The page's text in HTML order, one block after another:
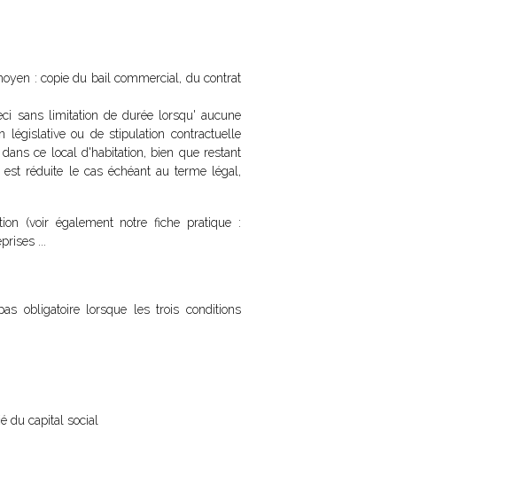
: copie du bail commercial, du contrat
sans limitation de durée lorsqu' aucune
législative ou de stipulation contractuelle
ce local d'habitation, bien que restant
réduite le cas échéant au terme légal,
(voir également notre fiche pratique :
...
obligatoire lorsque les trois conditions
du capital social